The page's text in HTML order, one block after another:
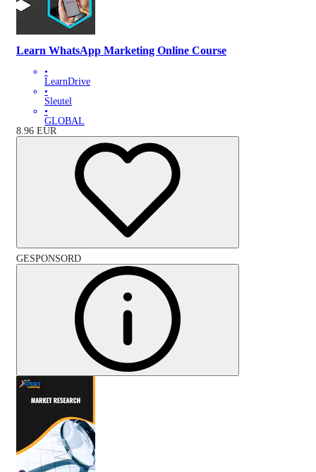
Learn WhatsApp Marketing Online Course
•
LearnDrive
•
Sleutel
•
GLOBAL
8.96 EUR
GESPONSORD